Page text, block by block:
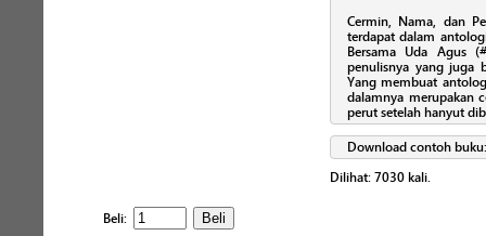
Cermin, Nama, dan
terdapat dalam
Bersama Uda Agus
penulisnya yang juga
Yang membuat
dalamnya merupakan
perut setelah hanyut
Download contoh
Dilihat: 7030 kali.
Beli: